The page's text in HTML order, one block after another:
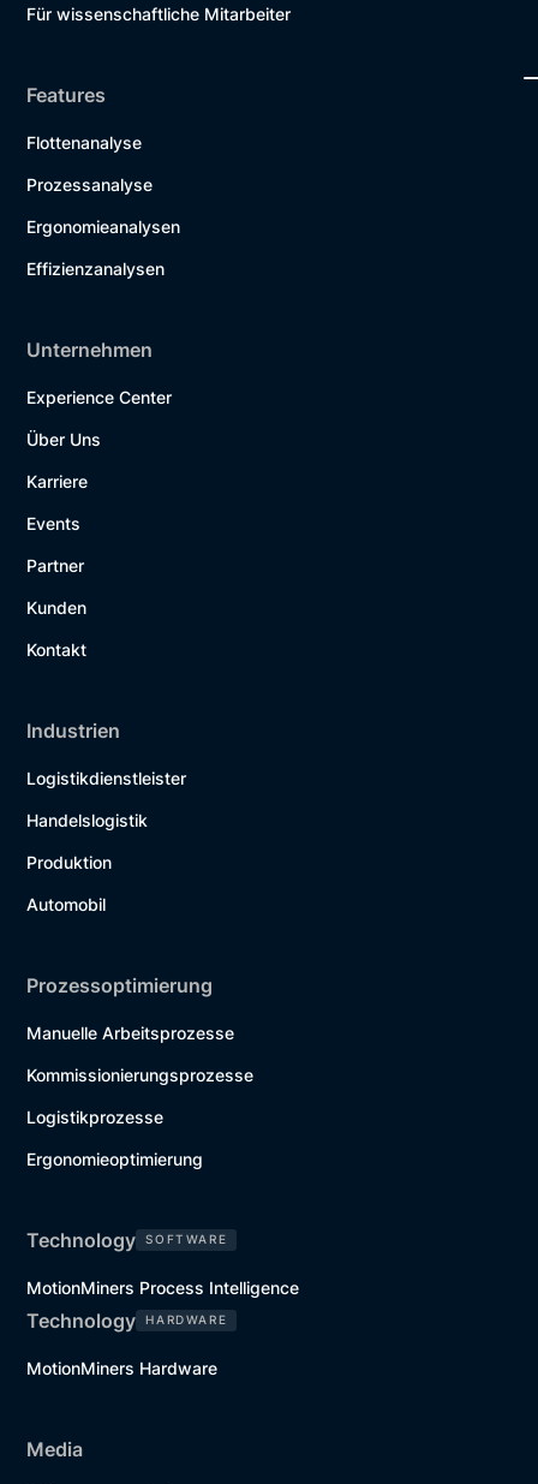
Für wissenschaftliche Mitarbeiter
Features
Flottenanalyse
Prozessanalyse
Ergonomieanalysen
Effizienzanalysen
Unternehmen
Experience Center
Über Uns
Karriere
Events
Partner
Kunden
Kontakt
Industrien
Logistikdienstleister
Handelslogistik
Produktion
Automobil
Prozessoptimierung
Manuelle Arbeitsprozesse
Kommissionierungsprozesse
Logistikprozesse
Ergonomieoptimierung
Technology SOFTWARE
MotionMiners Process Intelligence
Technology HARDWARE
MotionMiners Hardware
Media